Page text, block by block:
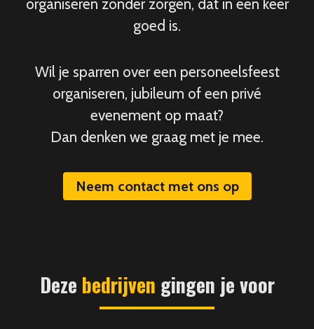
organiseren zonder zorgen, dat in één keer
goed is.
Wil je sparren over een personeelsfeest
organiseren, jubileum of een privé
evenement op maat?
Dan denken we graag met je mee.
Neem contact met ons op
Deze bedrijven gingen je voor